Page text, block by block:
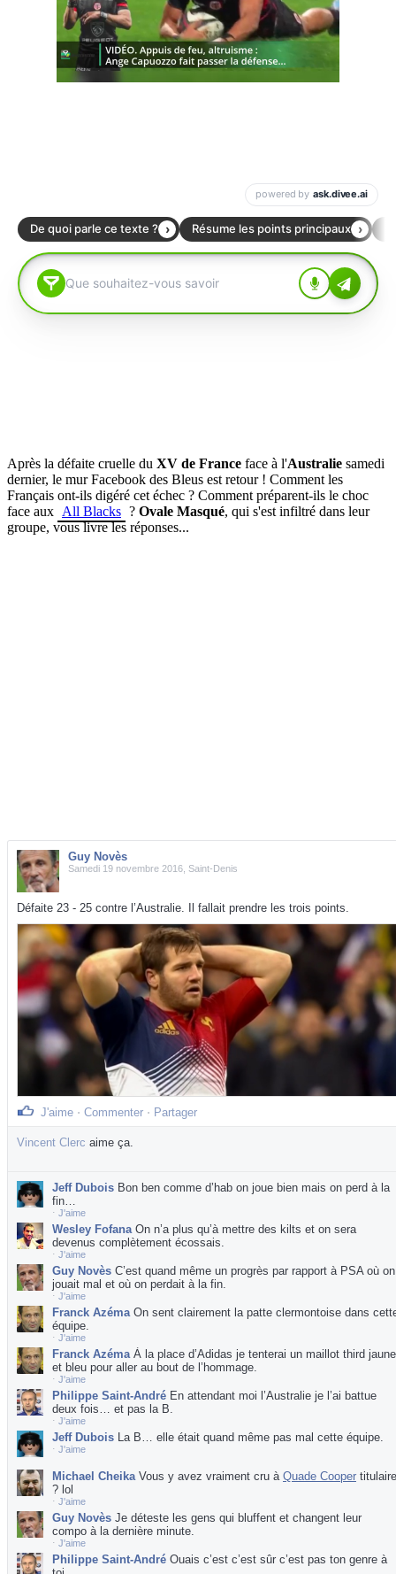
Après la défaite cruelle du XV de France face à l'Australie samedi
dernier, le mur Facebook des Bleus est retour ! Comment les
Français ont-ils digéré cet échec ? Comment préparent-ils le choc
face aux All Blacks ? Ovale Masqué, qui s'est infiltré dans leur
groupe, vous livre les réponses...
Guy Novès
Samedi 19 novembre 2016, Saint-Denis
Défaite 23 - 25 contre l’Australie. Il fallait prendre les trois points.
J'aime ⋅ Commenter ⋅ Partager
Vincent Clerc aime ça.
Jeff Dubois Bon ben comme d’hab on joue bien mais on perd à la
fin…
⋅ J'aime
Wesley FofanaOn n’a plus qu’à mettre des kilts et on sera
devenus complètement écossais.
⋅ J'aime
Guy Novès C’est quand même un progrès par rapport à PSA où on
jouait mal et où on perdait à la fin.
⋅ J'aime
Franck AzémaOn sent clairement la patte clermontoise dans
équipe.
⋅ J'aime
Franck AzémaÀ la place d’Adidas je tenterai un maillot third jaune
et bleu pour aller au bout de l’hommage.
⋅ J'aime
Philippe Saint-André En attendant moi l’Australie je l’ai battue
deux fois… et pas la B.
⋅ J'aime
Jeff Dubois La B… elle était quand même pas mal cette équipe.
⋅ J'aime
Michael CheikaVous y avez vraiment cru à Quade Cooper titulaire
? lol
⋅ J'aime
Guy Novès Je déteste les gens qui bluffent et changent leur
compo à la dernière minute.
⋅ J'aime
Philippe Saint-André Ouais c’est c’est sûr c’est pas ton genre à